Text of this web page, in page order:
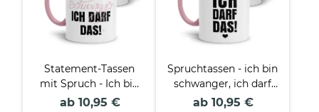
Statement-Tassen
mit Spruch - Ich bin
schwanger, ich darf
ab 10,95 €
Spruchtassen - ich bin
schwanger, ich darf
das!
ab 10,95 €